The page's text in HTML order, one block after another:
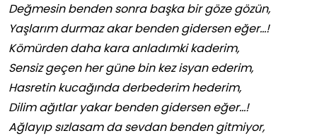
Değmesin benden sonra başka bir göze gözün,
Yaşlarım durmaz akar benden gidersen eğer…!
Kömürden daha kara anladımki kaderim,
Sensiz geçen her güne bin kez isyan ederim,
Hasretin kucağında derbederim hederim,
Dilim ağıtlar yakar benden gidersen eğer…!
Ağlayıp sızlasam da sevdan benden gitmiyor,